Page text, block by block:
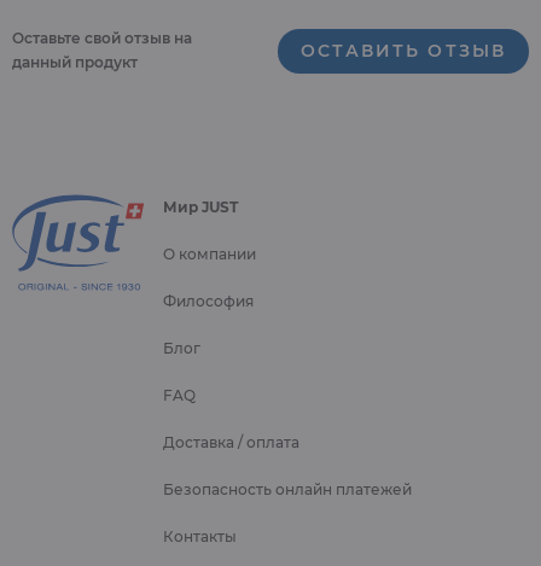
Оставьте свой отзыв на
данный продукт
ОСТАВИТЬ ОТЗЫВ
Мир JUST
О компании
Философия
Блог
FAQ
Доставка / оплата
Безопасность онлайн платежей
Контакты